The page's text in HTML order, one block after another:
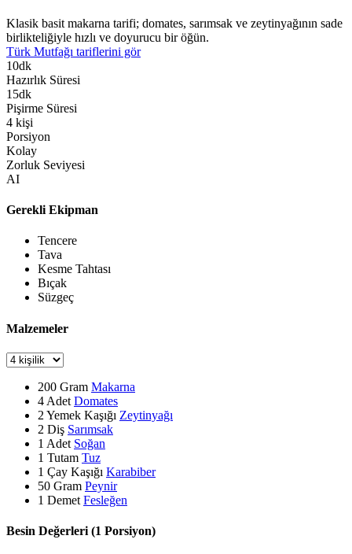
Klasik basit makarna tarifi; domates, sarımsak ve zeytinyağının sade
birlikteliğiyle hızlı ve doyurucu bir öğün.
Türk Mutfağı tariflerini gör
10dk
Hazırlık Süresi
15dk
Pişirme Süresi
4 kişi
Porsiyon
Kolay
Zorluk Seviyesi
AI
Gerekli Ekipman
Tencere
Tava
Kesme Tahtası
Bıçak
Süzgeç
Malzemeler
200 Gram Makarna
4 Adet Domates
2 Yemek Kaşığı Zeytinyağı
2 Diş Sarımsak
1 Adet Soğan
1 Tutam Tuz
1 Çay Kaşığı Karabiber
50 Gram Peynir
1 Demet Fesleğen
Besin Değerleri (1 Porsiyon)